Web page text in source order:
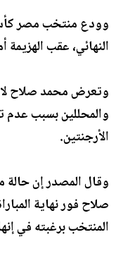
النهائي، عقب الهزيمة
وتعرض محمد صلاح
والمحللين بسبب عدم
الأرجنتين.
وقال المصدر إن
صلاح فور نهاية
المنتخب برغبته في